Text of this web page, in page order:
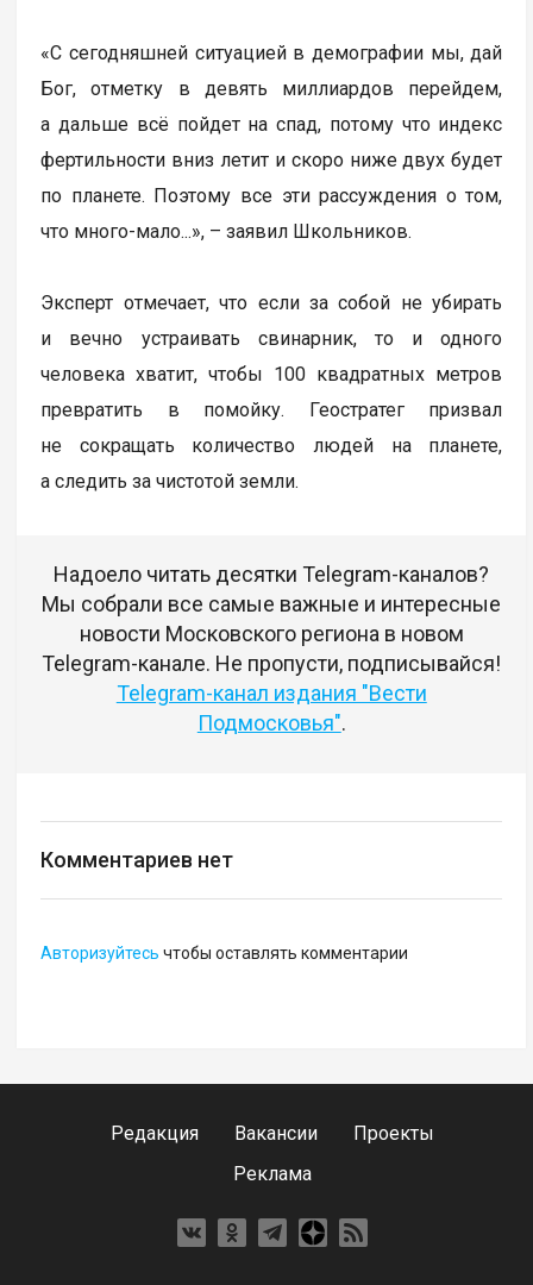
«С сегодняшней ситуацией в демографии мы, дай
Бог, отметку в девять миллиардов перейдем,
а дальше всё пойдет на спад, потому что индекс
фертильности вниз летит и скоро ниже двух будет
по планете. Поэтому все эти рассуждения о том,
что много-мало...», – заявил Школьников.
Эксперт отмечает, что если за собой не убирать
и вечно устраивать свинарник, то и одного
человека хватит, чтобы 100 квадратных метров
превратить в помойку. Геостратег призвал
не сокращать количество людей на планете,
а следить за чистотой земли.
Надоело читать десятки Telegram-каналов?
Мы собрали все самые важные и интересные
новости Московского региона в новом
Telegram-канале. Не пропусти, подписывайся!
Telegram-канал издания "Вести
Подмосковья".
Комментариев нет
Авторизуйтесь чтобы оставлять комментарии
Редакция Вакансии
Проекты
Реклама